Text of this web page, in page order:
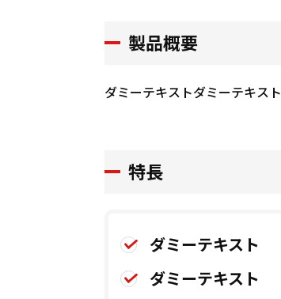
製品概要
ダミーテキストダミーテキスト
特長
ダミーテキスト
ダミーテキスト